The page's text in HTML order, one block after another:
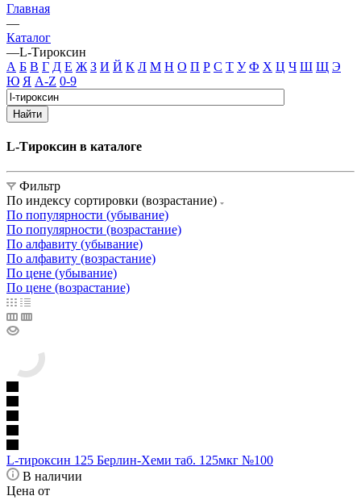
Главная
—
Каталог
—L-Тироксин
А Б В Г Д Е Ж З И Й К Л М Н О П Р С Т У Ф Х Ц Ч Ш Щ Э
Ю Я A-Z 0-9
Найти
L-Тироксин в каталоге
Фильтр
По индексу сортировки (возрастание)
По популярности (убывание)
По популярности (возрастание)
По алфавиту (убывание)
По алфавиту (возрастание)
По цене (убывание)
По цене (возрастание)
L-тироксин 125 Берлин-Хеми таб. 125мкг №100
В наличии
Цена от